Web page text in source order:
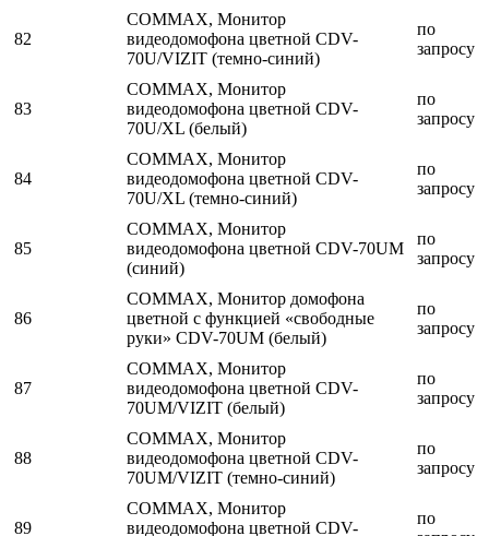
82
COMMAX, Монитор
видеодомофона цветной CDV-
70U/VIZIT (темно-синий)
по
запросу
83
COMMAX, Монитор
видеодомофона цветной CDV-
70U/XL (белый)
по
запросу
84
COMMAX, Монитор
видеодомофона цветной CDV-
70U/XL (темно-синий)
по
запросу
85
COMMAX, Монитор
видеодомофона цветной CDV-70UM
(синий)
по
запросу
86
COMMAX, Монитор домофона
цветной с функцией «свободные
руки» CDV-70UM (белый)
по
запросу
87
COMMAX, Монитор
видеодомофона цветной CDV-
70UM/VIZIT (белый)
по
запросу
88
COMMAX, Монитор
видеодомофона цветной CDV-
70UM/VIZIT (темно-синий)
по
запросу
89
COMMAX, Монитор
видеодомофона цветной CDV-
по